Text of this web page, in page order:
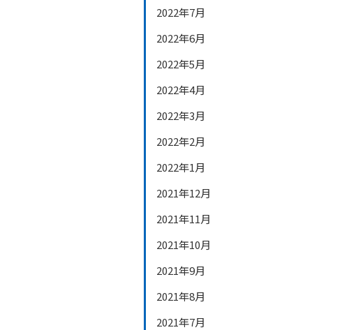
2022年7月
2022年6月
2022年5月
2022年4月
2022年3月
2022年2月
2022年1月
2021年12月
2021年11月
2021年10月
2021年9月
2021年8月
2021年7月